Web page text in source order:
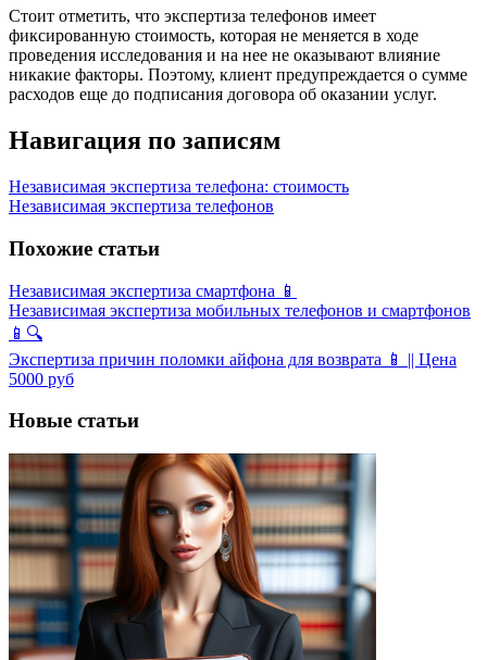
Стоит отметить, что экспертиза телефонов имеет
фиксированную стоимость, которая не меняется в ходе
проведения исследования и на нее не оказывают влияние
никакие факторы. Поэтому, клиент предупреждается о сумме
расходов еще до подписания договора об оказании услуг.
Навигация по записям
Независимая экспертиза телефона: стоимость
Независимая экспертиза телефонов
Похожие статьи
Независимая экспертиза смартфона 📱
Независимая экспертиза мобильных телефонов и смартфонов
📱🔍
Экспертиза причин поломки айфона для возврата 📱 || Цена
5000 руб
Новые статьи